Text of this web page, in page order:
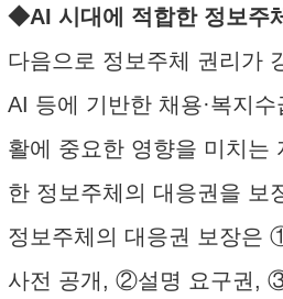
◆AI 시대에 적합한 정보주
다음으로 정보주체 권리가
AI 등에 기반한 채용·복지
활에 중요한 영향을 미치는
한 정보주체의 대응권을 보
정보주체의 대응권 보장은
사전 공개, ②설명 요구권,